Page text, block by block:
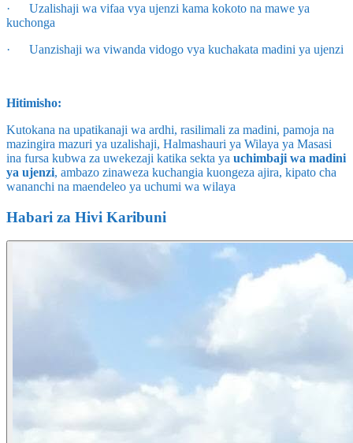
· Uzalishaji wa vifaa vya ujenzi kama kokoto na mawe ya
kuchonga
· Uanzishaji wa viwanda vidogo vya kuchakata madini ya ujenzi
Hitimisho:
Kutokana na upatikanaji wa ardhi, rasilimali za madini, pamoja na
mazingira mazuri ya uzalishaji, Halmashauri ya Wilaya ya Masasi
ina fursa kubwa za uwekezaji katika sekta ya uchimbaji wa madini
ya ujenzi, ambazo zinaweza kuchangia kuongeza ajira, kipato cha
wananchi na maendeleo ya uchumi wa wilaya
Habari za Hivi Karibuni